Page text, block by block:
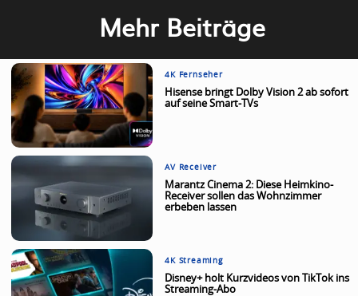
Mehr Beiträge
4K Fernseher
Hisense bringt Dolby Vision 2 ab sofort
auf seine Smart-TVs
AV Receiver
Marantz Cinema 2: Diese Heimkino-
Receiver sollen das Wohnzimmer
erbeben lassen
4K Streaming
Disney+ holt Kurzvideos von TikTok ins
Streaming-Abo